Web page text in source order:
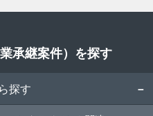
承継案件）を探す
探す